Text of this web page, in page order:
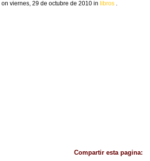
on viernes, 29 de octubre de 2010 in libros
Compartir esta pagina: